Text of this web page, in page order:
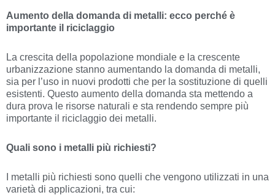
Aumento della domanda di metalli: ecco perché è
importante il riciclaggio
La crescita della popolazione mondiale e la crescente
urbanizzazione stanno aumentando la domanda di metalli,
sia per l’uso in nuovi prodotti che per la sostituzione di quelli
esistenti. Questo aumento della domanda sta mettendo a
dura prova le risorse naturali e sta rendendo sempre più
importante il riciclaggio dei metalli.
Quali sono i metalli più richiesti?
I metalli più richiesti sono quelli che vengono utilizzati in una
varietà di applicazioni, tra cui: